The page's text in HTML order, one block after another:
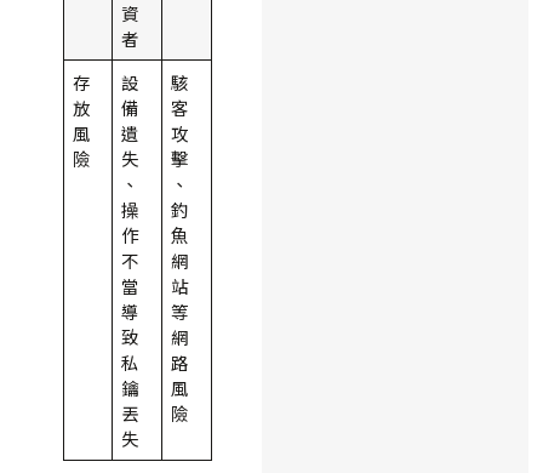
資
者
存
放
風
險
設
備
遺
失
、
操
作
不
當
導
致
私
鑰
丟
失
駭
客
攻
擊
、
釣
魚
網
站
等
網
路
風
險